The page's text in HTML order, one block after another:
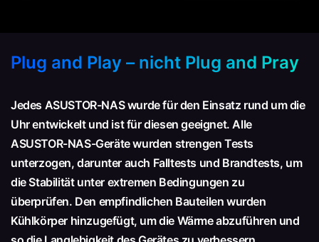
Plug and Play – nicht Plug and Pray
Jedes ASUSTOR-NAS wurde für den Einsatz rund um die
Uhr entwickelt und ist für diesen geeignet. Alle
ASUSTOR-NAS-Geräte wurden strengen Tests
unterzogen, darunter auch Falltests und Brandtests, um
die Stabilität unter extremen Bedingungen zu
überprüfen. Den empfindlichen Bauteilen wurden
Kühlkörper hinzugefügt, um die Wärme abzuführen und